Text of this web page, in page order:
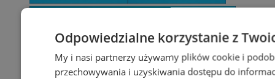
Odpowiedzialne korzystanie z
My i nasi partnerzy używamy plików cookie i
przechowywania i uzyskiwania dostępu do